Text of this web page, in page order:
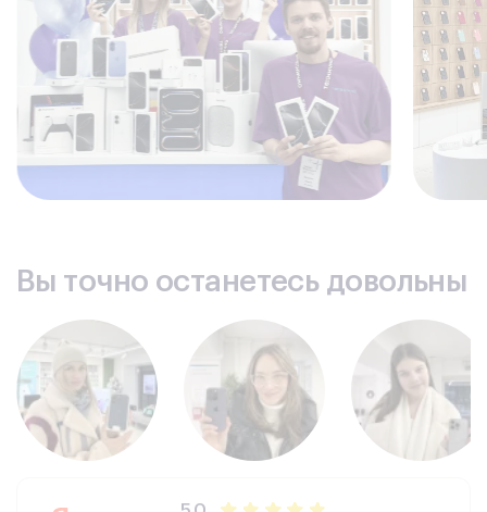
поможем разобраться!
Вы точно останетесь довольны